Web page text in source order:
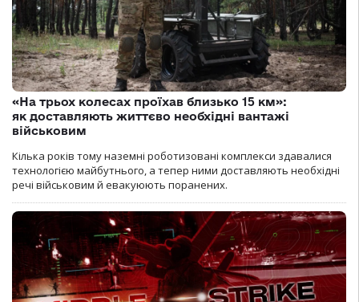
«На трьох колесах проїхав близько 15 км»:
як доставляють життєво необхідні вантажі
військовим
Кілька років тому наземні роботизовані комплекси здавалися
технологією майбутнього, а тепер ними доставляють необхідні
речі військовим й евакуюють поранених.